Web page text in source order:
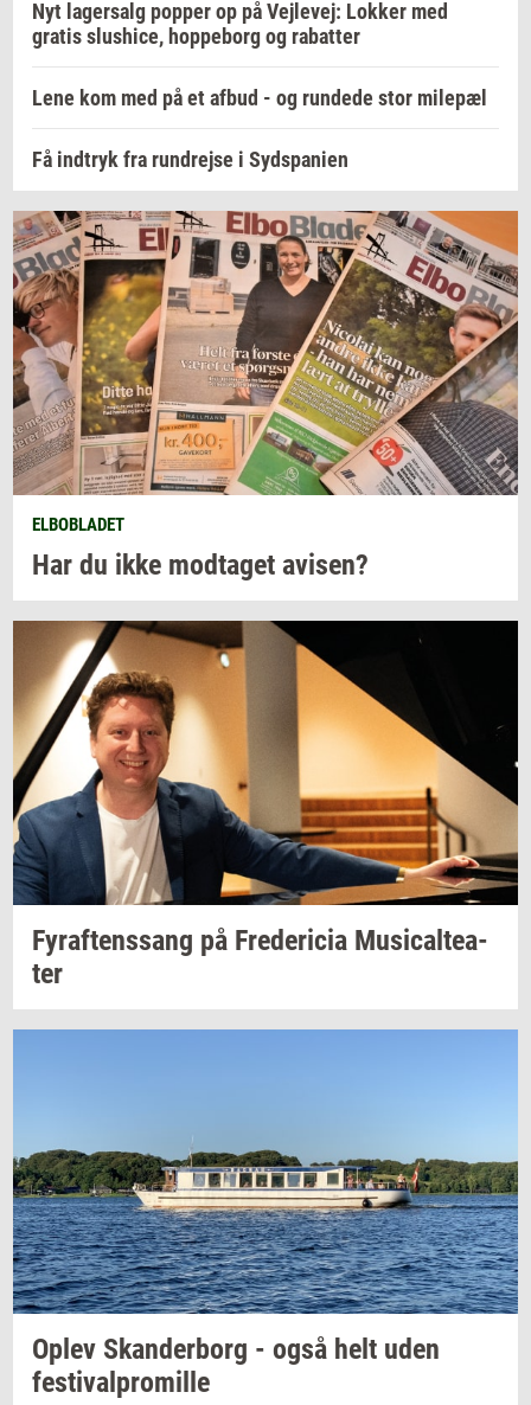
Nyt lagersalg popper op på Vejlevej: Lokker med
gratis slushice, hoppeborg og rabatter
Lene kom med på et afbud - og rundede stor milepæl
Få indtryk fra rundrejse i Sydspanien
ELBOBLADET
Har du ikke mod­ta­get avi­sen?
Fyraf­tens­sang på Fre­de­ri­cia Mu­si­cal­te­a­
ter
Oplev Skan­der­borg - også helt uden
festi­val­pro­mil­le